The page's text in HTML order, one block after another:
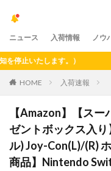
ニュース 入荷情報 ノウ
いたします。）
HOME 入荷速報
【Amazon】【ス
ゼントボックス入
ル) Joy-Con(L)/(R)
商品】Nintendo